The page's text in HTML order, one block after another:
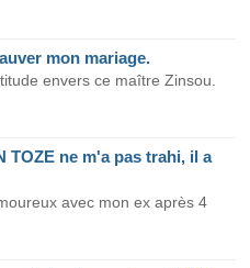
mon mariage.
envers ce maître Zinsou.
TOZE ne m'a pas trahi, il a
avec mon ex après 4